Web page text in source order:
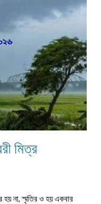
মিত্র
হয় না, স্মৃতির ও হয় একবার